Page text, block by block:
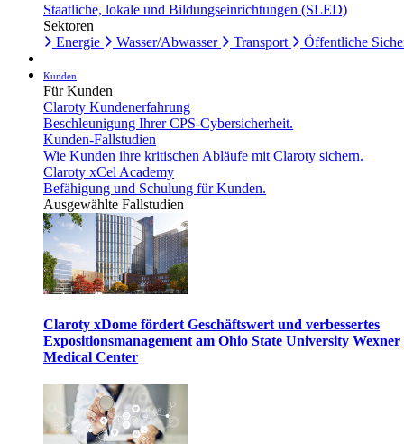
Staatliche, lokale und Bildungseinrichtungen (SLED)
Sektoren
Energie
Wasser/Abwasser Transport Öffentliche
Kunden
Für Kunden
Claroty Kundenerfahrung
Beschleunigung Ihrer CPS-Cybersicherheit.
Kunden-Fallstudien
Wie Kunden ihre kritischen Abläufe mit Claroty sichern.
Claroty xCel Academy
Befähigung und Schulung für Kunden.
Ausgewählte Fallstudien
Claroty xDome fördert Geschäftswert und verbessertes
Expositionsmanagement am Ohio State University Wexner
Medical Center